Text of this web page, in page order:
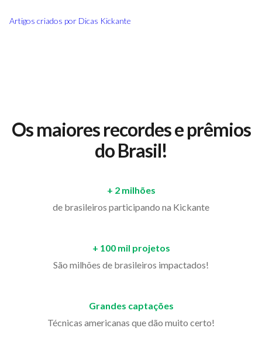
Artigos criados por Dicas Kickante
Os maiores recordes e prêmios
do Brasil!
+ 2 milhões
de brasileiros participando na Kickante
+ 100 mil projetos
São milhões de brasileiros impactados!
Grandes captações
Técnicas americanas que dão muito certo!